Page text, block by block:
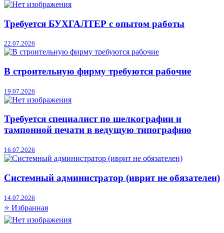
Требуется БУХГАЛТЕР с опытом работы
22.07.2026
В строительную фирму требуются рабочие
19.07.2026
Требуется специалист по шелкографии и
тампонной печати в ведущую типографию
16.07.2026
Системный администратор (иврит не обязателен)
14.07.2026
⭐ Избранная